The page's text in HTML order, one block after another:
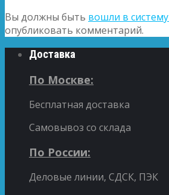
Вы должны быть вошли в систему
опубликовать комментарий.
Доставка
По Москве:
Бесплатная доставка
Самовывоз со склада
По России:
Деловые линии, СДСК, ПЭК